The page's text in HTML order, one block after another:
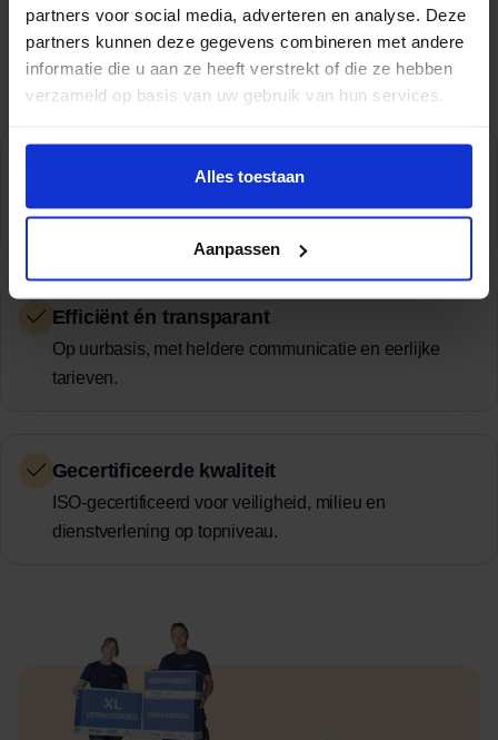
partners voor social media, adverteren en analyse. Deze
partners kunnen deze gegevens combineren met andere
informatie die u aan ze heeft verstrekt of die ze hebben
verzameld op basis van uw gebruik van hun services.
Alles toestaan
Aanpassen
Verhuisbedrijf in Den
Bosch en omgeving
project.
Efficiënt én transparant
Op uurbasis, met heldere communicatie en eerlijke
tarieven.
Gecertificeerde kwaliteit
ISO-gecertificeerd voor veiligheid, milieu en
dienstverlening op topniveau.